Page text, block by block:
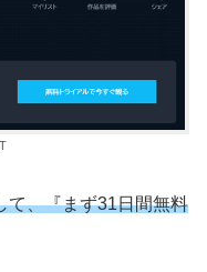
て、『まず31日間無料